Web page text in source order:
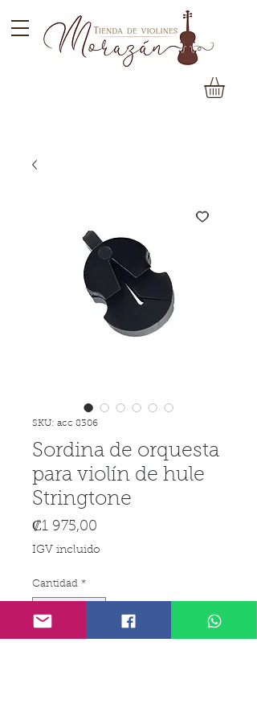
SKU: acc 8306
Sordina de orquesta
para violín de hule
Stringtone
₡1 975,00
IGV incluido
Cantidad *